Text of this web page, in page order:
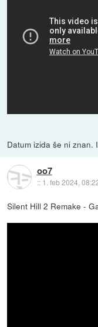
Datum izida še ni znan.
oo7
:: 1. feb 2024,
Silent Hill 2 Remake -